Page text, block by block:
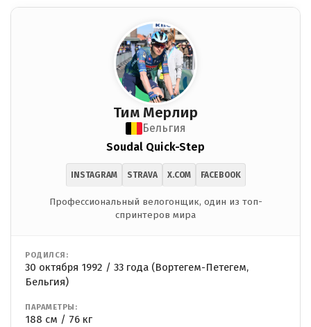
Тим Мерлир
Бельгия
Soudal Quick-Step
INSTAGRAM STRAVA X.COM FACEBOOK
Профессиональный велогонщик, один из топ-
спринтеров мира
РОДИЛСЯ:
30 октября 1992 / 33 года (Вортегем-Петегем,
Бельгия)
ПАРАМЕТРЫ:
188 см / 76 кг